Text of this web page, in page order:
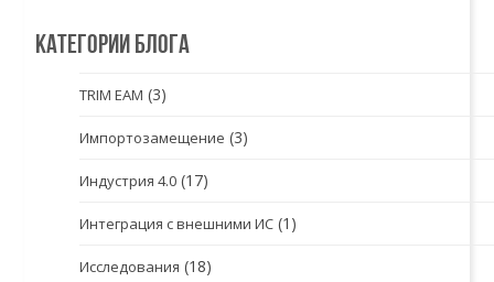
Категории блога
TRIM EAM (3)
Импортозамещение (3)
Индустрия 4.0 (17)
Интеграция с внешними ИС (1)
Исследования (18)